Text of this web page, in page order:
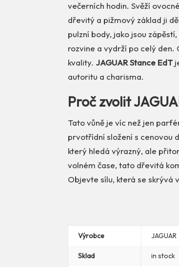
večerních hodin. Svěží
dřevitý a pižmový základ ji
pulzní body, jako jsou
rozvine a vydrží po celý den.
kvality. JAGUAR Stance EdT
autoritu a charisma.
Proč zvolit
Tato vůně je víc než jen
prvotřídní složení s cenovou
který hledá výrazný, ale
volném čase, tato dřevitá
Objevte sílu, která se skrývá
Výrobce JAGUAR
Sklad in stock